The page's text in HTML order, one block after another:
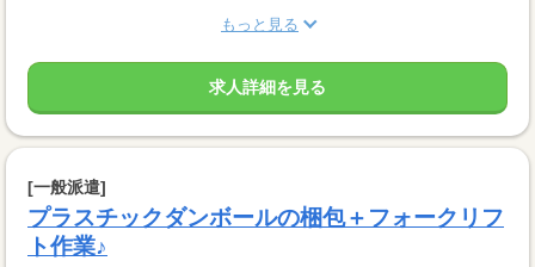
もっと見る
求人詳細を見る
[一般派遣]
プラスチックダンボールの梱包＋フォークリフ
ト作業♪